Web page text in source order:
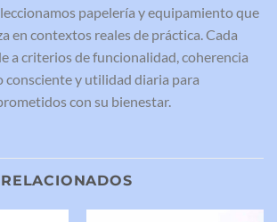
papelería y equipamiento que
en contextos reales de práctica. Cada
a criterios de funcionalidad, coherencia
consciente y utilidad diaria para
con su bienestar.